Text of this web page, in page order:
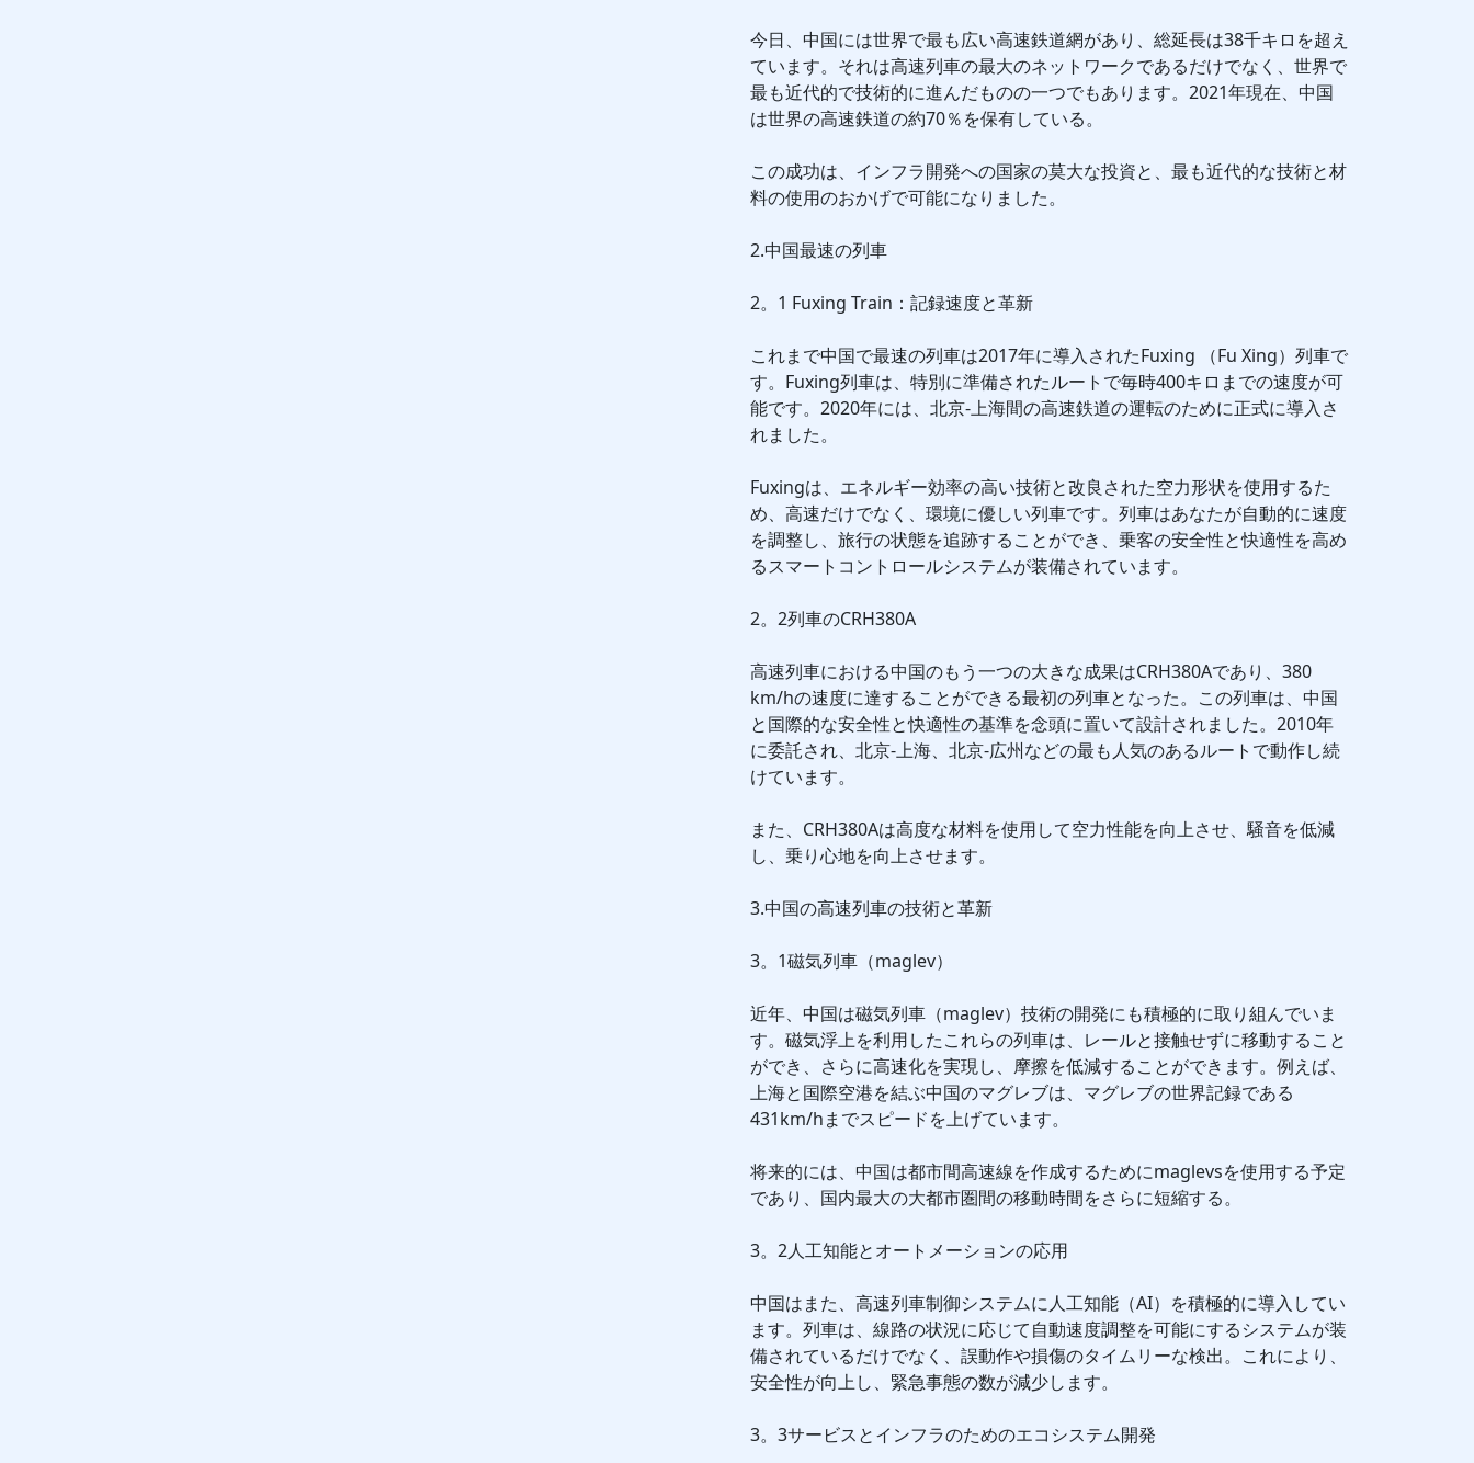
今日、中国には世界で最も広い高速鉄道網があり、総延長は38千キロを超え
ています。それは高速列車の最大のネットワークであるだけでなく、世界で
最も近代的で技術的に進んだものの一つでもあります。2021年現在、中国
は世界の高速鉄道の約70％を保有している。
この成功は、インフラ開発への国家の莫大な投資と、最も近代的な技術と材
料の使用のおかげで可能になりました。
2.中国最速の列車
2。1 Fuxing Train：記録速度と革新
これまで中国で最速の列車は2017年に導入されたFuxing （Fu Xing）列車で
す。Fuxing列車は、特別に準備されたルートで毎時400キロまでの速度が可
能です。2020年には、北京-上海間の高速鉄道の運転のために正式に導入さ
れました。
Fuxingは、エネルギー効率の高い技術と改良された空力形状を使用するた
め、高速だけでなく、環境に優しい列車です。列車はあなたが自動的に速度
を調整し、旅行の状態を追跡することができ、乗客の安全性と快適性を高め
るスマートコントロールシステムが装備されています。
2。2列車のCRH380A
高速列車における中国のもう一つの大きな成果はCRH380Aであり、380
km/hの速度に達することができる最初の列車となった。この列車は、中国
と国際的な安全性と快適性の基準を念頭に置いて設計されました。2010年
に委託され、北京-上海、北京-広州などの最も人気のあるルートで動作し続
けています。
また、CRH380Aは高度な材料を使用して空力性能を向上させ、騒音を低減
し、乗り心地を向上させます。
3.中国の高速列車の技術と革新
3。1磁気列車（maglev）
近年、中国は磁気列車（maglev）技術の開発にも積極的に取り組んでいま
す。磁気浮上を利用したこれらの列車は、レールと接触せずに移動すること
ができ、さらに高速化を実現し、摩擦を低減することができます。例えば、
上海と国際空港を結ぶ中国のマグレブは、マグレブの世界記録である
431km/hまでスピードを上げています。
将来的には、中国は都市間高速線を作成するためにmaglevsを使用する予定
であり、国内最大の大都市圏間の移動時間をさらに短縮する。
3。2人工知能とオートメーションの応用
中国はまた、高速列車制御システムに人工知能（AI）を積極的に導入してい
ます。列車は、線路の状況に応じて自動速度調整を可能にするシステムが装
備されているだけでなく、誤動作や損傷のタイムリーな検出。これにより、
安全性が向上し、緊急事態の数が減少します。
3。3サービスとインフラのためのエコシステム開発